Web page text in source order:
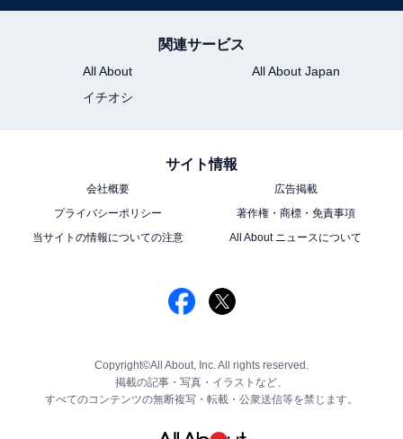
関連サービス
All About
All About Japan
イチオシ
サイト情報
会社概要
広告掲載
プライバシーポリシー
著作権・商標・免責事項
当サイトの情報についての注意
All About ニュースについて
Copyright©All About, Inc. All rights reserved.
掲載の記事・写真・イラストなど、
すべてのコンテンツの無断複写・転載・公衆送信等を禁じます。